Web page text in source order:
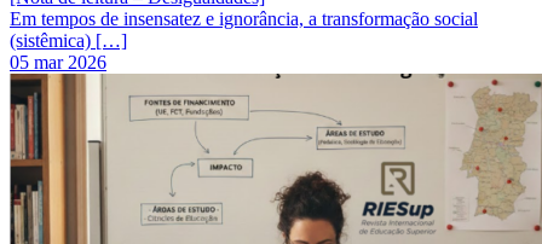
Em tempos de insensatez e ignorância, a transformação social
(sistêmica) […]
05 mar 2026